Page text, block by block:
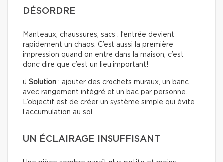
DÉSORDRE
Manteaux, chaussures, sacs : l’entrée devient
rapidement un chaos. C’est aussi la première
impression quand on entre dans la maison, c’est
donc dire que c’est un lieu important!
ü Solution : ajouter des crochets muraux, un banc
avec rangement intégré et un bac par personne.
L’objectif est de créer un système simple qui évite
l’accumulation au sol.
UN ÉCLAIRAGE INSUFFISANT